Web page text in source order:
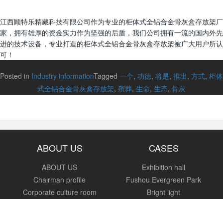
江西顾特乐精藏科技有限公司作为专业的柜体式全铝合金骨灰盒存放架厂
家，拥有雄厚的资金实力作为坚强的后盾，我们公司拥有一流的国内外先
进的技术设备，专业打造的柜体式全铝合金骨灰盒存放架被广大用户所认
可！
Posted in Industry informationTagged 一个, 功德, 将是, 推出, 方式, 柜体
式全铝合金骨灰盒存放架, 殡葬, 生命, 生态, 骨灰
ABOUT US
ABOUT US
Chairman profile
Corporate culture room
CASES
Exhibition hall
Fushou Evergreen Park
Bright light